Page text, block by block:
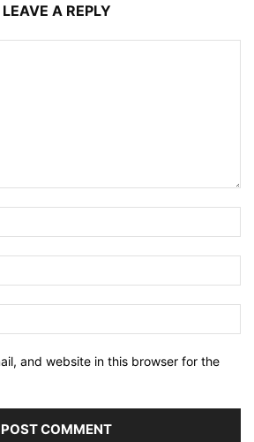
LEAVE A REPLY
and website in this browser for the